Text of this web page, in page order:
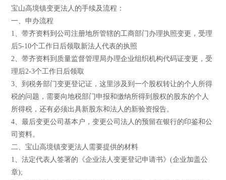
宝山高境镇变更法人的手续及流程：
一、申办流程
1、带齐资料到公司注册地所管辖的工商部门办理执照变更，受理
后5-10个工作日后领取新法人代表的执照
2、带齐资料到质量监督管理局办理企业组织机构代码证变更，受
理后2-3个工作日后领取
3、到税务部门变更登记证，这里涉及到一个股权转让的个人所得
税的问题，需要向地税部门申报和缴纳所得到股权的股东的个人
所得税，还有必须出具新股东和法人的新验资报告。
4、最后变更公司基本户，变更公司法人的预留在银行的印鉴和公
司资料。
二、宝山高境镇变更法人需要提供的材料
1、法定代表人签署的《企业法人变更登记申请书》(企业加盖公
章);